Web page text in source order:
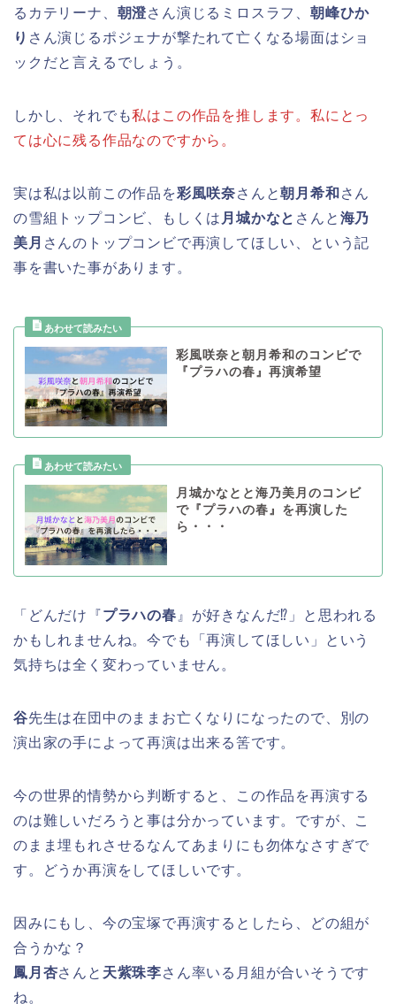
るカテリーナ、 朝澄さん演じるミロスラフ、朝峰ひか
り さん演じるポジェナが撃たれて亡くなる場面はショ
ックだと言えるでしょう。
しかし、それでも私はこの作品を推します。私にとっ
ては心に残る作品なのですから。
実は私は以前この作品を彩風咲奈さんと朝月希和 さん
の雪組トップコンビ、もしくは 月城かなと さんと 海乃
美月 さんのトップコンビで再演してほしい、という記
事を書いた事があります。
彩風咲奈と朝月希和のコンビで
『プラハの春』再演希望
月城かなとと海乃美月のコンビ
で『プラハの春』を再演した
ら・・・
「どんだけ『プラハの春 』が好きなんだ⁉」と思われる
かもしれませんね。今でも「再演してほしい」という
気持ちは全く変わっていません。
谷先生は在団中のままお亡くなりになったので、別の
演出家の手によって再演は出来る筈です。
今の世界的情勢から判断すると、この作品を再演する
のは難しいだろうと事は分かっています。ですが、こ
のまま埋もれさせるなんてあまりにも勿体なさすぎで
す。どうか再演をしてほしいです。
因みにもし、今の宝塚で再演するとしたら、どの組が
合うかな？
鳳月杏さんと 天紫珠李さん率いる月組が合いそうです
ね。